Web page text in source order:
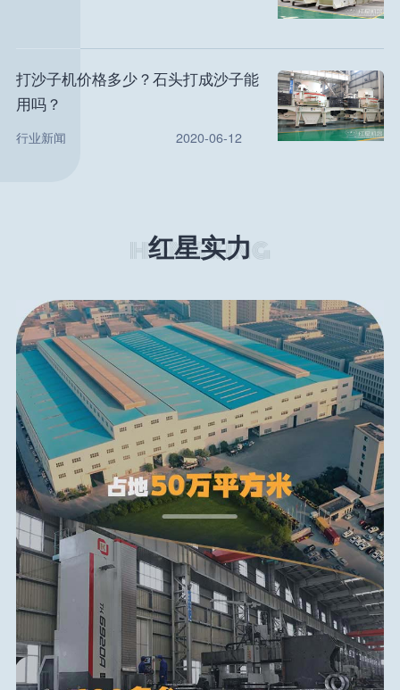
打沙子机价格多少？石头打成沙子能
用吗？
行业新闻 2020-06-12
红星实力